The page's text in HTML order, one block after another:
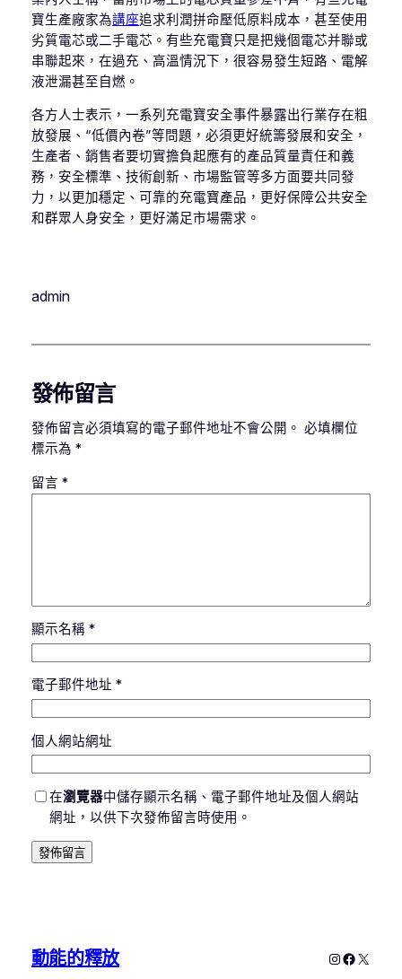
寶生產廠家為講座追求利潤拼命壓低原料成本，甚至使用
劣質電芯或二手電芯。有些充電寶只是把幾個電芯并聯或
串聯起來，在過充、高溫情況下，很容易發生短路、電解
液泄漏甚至自燃。
各方人士表示，一系列充電寶安全事件暴露出行業存在粗
放發展、“低價內卷”等問題，必須更好統籌發展和安全，
生產者、銷售者要切實擔負起應有的產品質量責任和義
務，安全標準、技術創新、市場監管等多方面要共同發
力，以更加穩定、可靠的充電寶產品，更好保障公共安全
和群眾人身安全，更好滿足市場需求。
admin
發佈留言
發佈留言必須填寫的電子郵件地址不會公開。 必填欄位
標示為 *
留言 *
顯示名稱 *
電子郵件地址 *
個人網站網址
在瀏覽器中儲存顯示名稱、電子郵件地址及個人網站
網址，以供下次發佈留言時使用。
動能的釋放 Instagram
X